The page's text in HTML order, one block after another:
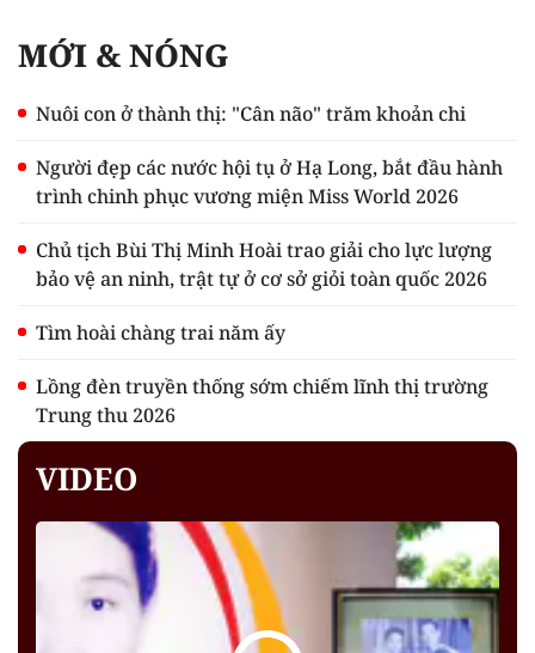
MỚI & NÓNG
Nuôi con ở thành thị: "Cân não" trăm khoản chi
Người đẹp các nước hội tụ ở Hạ Long, bắt đầu hành
trình chinh phục vương miện Miss World 2026
Chủ tịch Bùi Thị Minh Hoài trao giải cho lực lượng
bảo vệ an ninh, trật tự ở cơ sở giỏi toàn quốc 2026
Tìm hoài chàng trai năm ấy
Lồng đèn truyền thống sớm chiếm lĩnh thị trường
Trung thu 2026
VIDEO